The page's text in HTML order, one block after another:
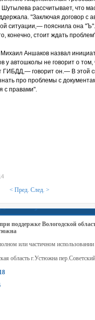
рассчитывает, что
"Заключая договор с
ситуации,— пояснила она
конечно, стоит ждать
Аншаков назвал
у автошколы не говорит о том,
ГИБДД,— говорит он.— В этой
про проблемы с
с правами".
< Пред. След. >
поддержке Вологодской
или частичном
область г.Устюжна